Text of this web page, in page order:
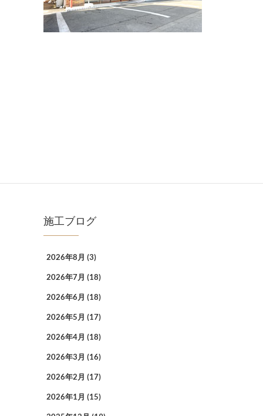
施工ブログ
2026年8月 (3)
2026年7月 (18)
2026年6月 (18)
2026年5月 (17)
2026年4月 (18)
2026年3月 (16)
2026年2月 (17)
2026年1月 (15)